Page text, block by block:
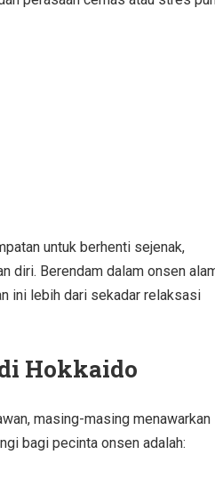
untuk berhenti sejenak,
diri. Berendam dalam onsen
ini lebih dari sekadar relaksasi
Hokkaido
masing-masing menawarkan
bagi pecinta onsen adalah: